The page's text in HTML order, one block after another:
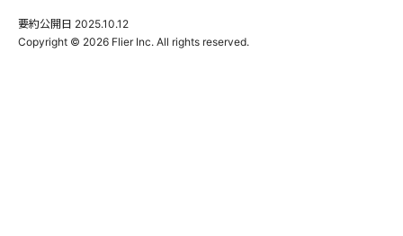
要約公開日 2025.10.12